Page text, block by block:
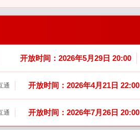
开放时间：2026年5月29日 20:00
通 开放时间：2026年4月21日 22:00
通 开放时间：2026年7月26日 20:00